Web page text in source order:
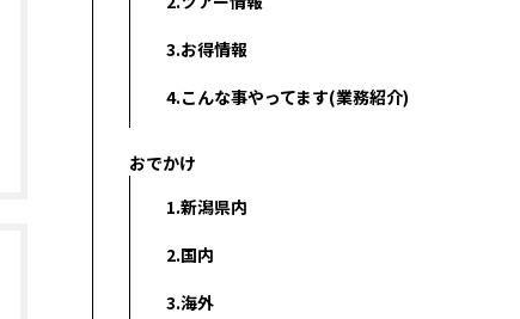
3.お得情報
4.こんな事やってます(業務紹介)
おでかけ
1.新潟県内
2.国内
3.海外